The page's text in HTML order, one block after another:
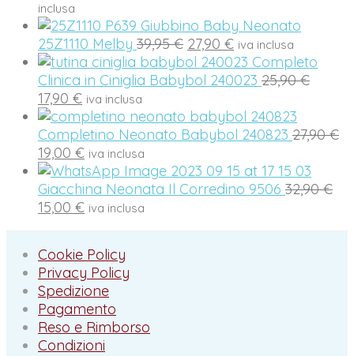
65,90 €.32,90 €.
originale
era:
45,95 €.
attuale
è:
25,90 €.
inclusa
Giubbino Baby Neonato
25Z1110 Melby 39,95€ Il
prezzo
originale
39,95 €.
27,90 €Il
prezzo
attuale
27,90 €.
iva inclusa
Completo
Clinica in Ciniglia Babybol 240023 25,90€Il
era:
17,90 €Il
prezzo
attuale
è:
17,90 €.
iva inclusa
Completino Neonato Babybol 240823 27,90€Il
19,00 €Il
prezzo
attuale
è:
iva inclusa
Giacchina Neonata Il Corredino 9506 32,90€Il
15,00 €Il
è:
15,00 €.
iva inclusa
Cookie Policy
Privacy Policy
Spedizione
Pagamento
Reso e Rimborso
Condizioni